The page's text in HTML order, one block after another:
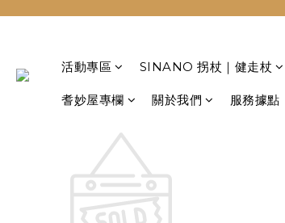
活動專區 SINANO 拐杖｜健走杖
耆妙屋專欄 關於我們 服務據點